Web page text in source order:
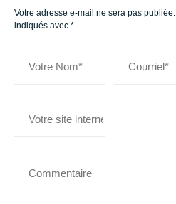
Votre adresse e-mail ne sera pas publiée.
indiqués avec *